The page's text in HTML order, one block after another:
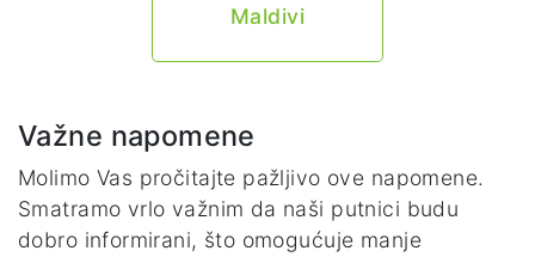
Maldivi
Važne napomene
Molimo Vas pročitajte pažljivo ove napomene.
Smatramo vrlo važnim da naši putnici budu
dobro informirani, što omogućuje manje